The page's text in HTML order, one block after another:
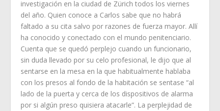
investigación en la ciudad de Zürich todos los viernes
del año. Quien conoce a Carlos sabe que no habrá
faltado a su cita salvo por razones de fuerza mayor. Allí
ha conocido y conectado con el mundo penitenciario.
Cuenta que se quedó perplejo cuando un funcionario,
sin duda llevado por su celo profesional, le dijo que al
sentarse en la mesa en la que habitualmente hablaba
con los presos al fondo de la habitación se sentase “al
lado de la puerta y cerca de los dispositivos de alarma
por si algún preso quisiera atacarle”. La perplejidad de